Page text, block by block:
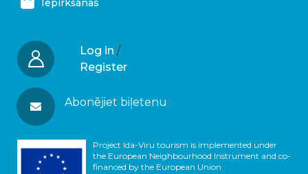
Iepirkšanās
Log in /
Register
Abonējiet biļetenu
Project Ida-Viru tourism is implemented under
the European Neighbourhood Instrument and co-
financed by the European Union